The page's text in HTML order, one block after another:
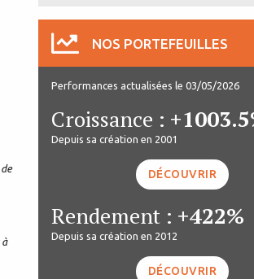
NOS PORTEFEUILLES
Performances actualisées le 03/05/2026
Croissance :
Depuis sa création en 2001
DÉCOUVRIR
Rendement : +422%
Depuis sa création en 2012
DÉCOUVRIR